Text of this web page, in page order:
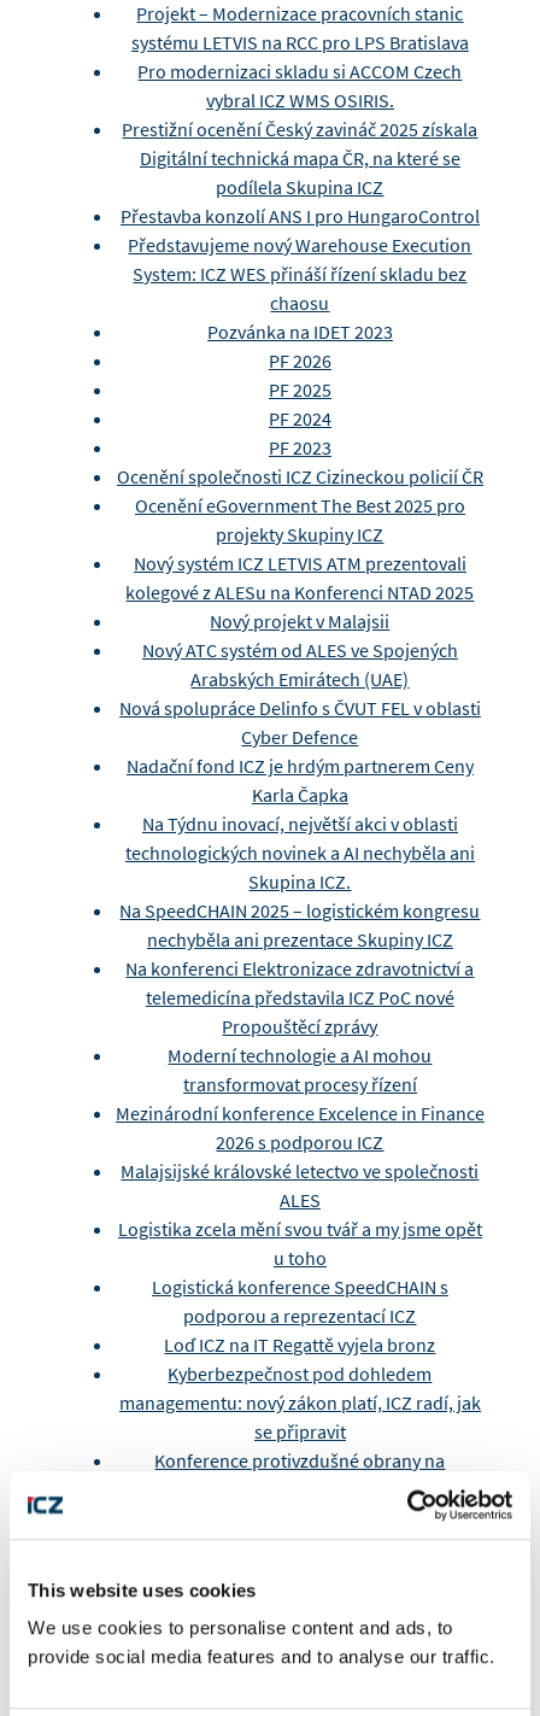
This website uses cookies
We use cookies to personalise content and ads, to
provide social media features and to analyse our traffic.
Projekt – Modernizace pracovních stanic
systému LETVIS na RCC pro LPS Bratislava
Pro modernizaci skladu si ACCOM Czech
vybral ICZ WMS OSIRIS.
Prestižní ocenění Český zavináč 2025 získala
Digitální technická mapa ČR, na které se
podílela Skupina ICZ
Přestavba konzolí ANS I pro HungaroControl
Představujeme nový Warehouse Execution
System: ICZ WES přináší řízení skladu bez
chaosu
Pozvánka na IDET 2023
PF 2026
PF 2025
PF 2024
PF 2023
Ocenění společnosti ICZ Cizineckou policií ČR
Ocenění eGovernment The Best 2025 pro
projekty Skupiny ICZ
Nový systém ICZ LETVIS ATM prezentovali
kolegové z ALESu na Konferenci NTAD 2025
Nový projekt v Malajsii
Nový ATC systém od ALES ve Spojených
Arabských Emirátech (UAE)
Nová spolupráce Delinfo s ČVUT FEL v oblasti
Cyber Defence
Nadační fond ICZ je hrdým partnerem Ceny
Karla Čapka
Na Týdnu inovací, největší akci v oblasti
technologických novinek a AI nechyběla ani
Skupina ICZ.
Na SpeedCHAIN 2025 – logistickém kongresu
nechyběla ani prezentace Skupiny ICZ
Na konferenci Elektronizace zdravotnictví a
telemedicína představila ICZ PoC nové
Propouštěcí zprávy
Moderní technologie a AI mohou
transformovat procesy řízení
Mezinárodní konference Excelence in Finance
2026 s podporou ICZ
Malajsijské královské letectvo ve společnosti
ALES
Logistika zcela mění svou tvář a my jsme opět
u toho
Logistická konference SpeedCHAIN s
podporou a reprezentací ICZ
Loď ICZ na IT Regattě vyjela bronz
Kyberbezpečnost pod dohledem
managementu: nový zákon platí, ICZ radí, jak
se připravit
Konference protivzdušné obrany na
Konference Prague Cyber Security
Conference 2026 s podporou Skupiny ICZ
ISSS 2026: Skupina ICZ součástí diskuse o
digitalizaci veřejné správy
ICZ.LOGISTIKA v pohybu: čtyři kamiony, jedna